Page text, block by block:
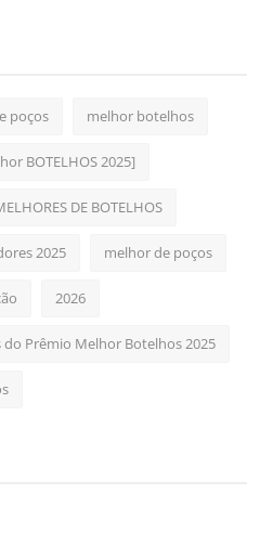
poços melhor botelhos
BOTELHOS 2025]
DE BOTELHOS
2025 melhor de poços
2026
Prêmio Melhor Botelhos 2025